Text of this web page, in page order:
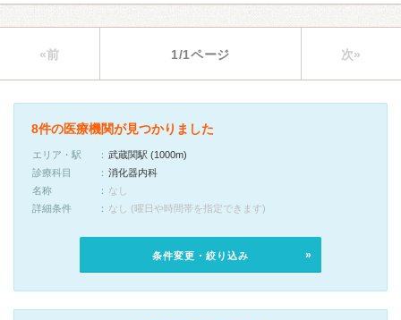
«前 1/1ページ 次»
8件の医療機関が見つかりました
エリア・駅
武蔵関駅 (1000m)
診療科目
消化器内科
名称
なし
詳細条件
なし (曜日や時間帯を指定できます)
条件変更・絞り込み